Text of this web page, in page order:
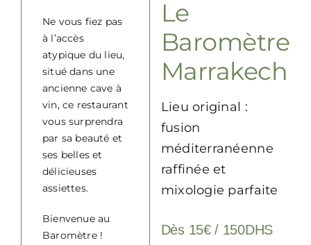
Ne vous fiez pas
à l’accès
atypique du lieu,
situé dans une
ancienne cave à
vin, ce restaurant
vous surprendra
par sa beauté et
ses belles et
délicieuses
assiettes.
Bienvenue au
Baromètre !
Le
Baromètre
Marrakech
Lieu original :
fusion
méditerranéenne
raffinée et
mixologie parfaite
Dès 15€ / 150DHS